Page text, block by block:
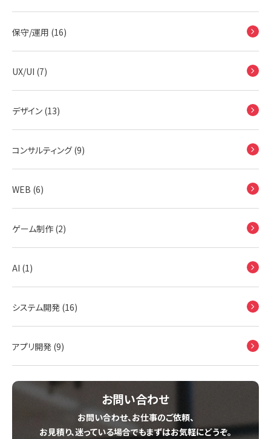
保守/運用 (16)
UX/UI (7)
デザイン (13)
コンサルティング (9)
WEB (6)
ゲーム制作 (2)
AI (1)
システム開発 (16)
アプリ開発 (9)
お問い合わせ
お問い合わせ、お仕事のご依頼、
お見積り、迷っている場合でもまずはお気軽にどうぞ。